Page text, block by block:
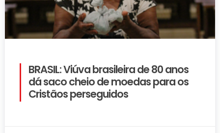
BRASIL: Viúva brasileira de 80 anos
dá saco cheio de moedas para os
Cristãos perseguidos